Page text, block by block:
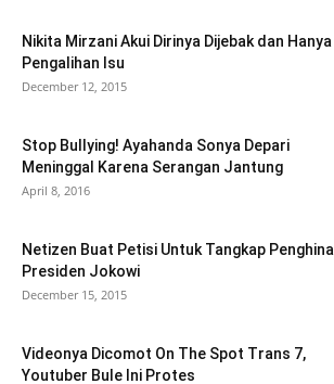
Nikita Mirzani Akui Dirinya Dijebak dan Hanya
Pengalihan Isu
December 12, 2015
Stop Bullying! Ayahanda Sonya Depari
Meninggal Karena Serangan Jantung
April 8, 2016
Netizen Buat Petisi Untuk Tangkap Penghina
Presiden Jokowi
December 15, 2015
Videonya Dicomot On The Spot Trans 7,
Youtuber Bule Ini Protes